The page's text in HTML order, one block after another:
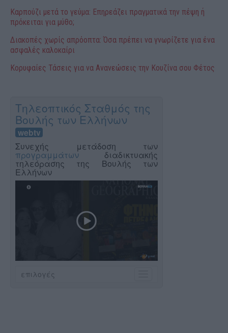
Καρπούζι μετά το γεύμα: Επηρεάζει πραγματικά την πέψη ή
πρόκειται για μύθο;
Διακοπές χωρίς απρόοπτα: Όσα πρέπει να γνωρίζετε για ένα
ασφαλές καλοκαίρι
Κορυφαίες Τάσεις για να Ανανεώσεις την Κουζίνα σου Φέτος